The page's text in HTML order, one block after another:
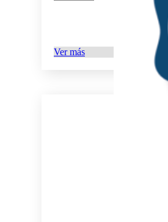
Ver más